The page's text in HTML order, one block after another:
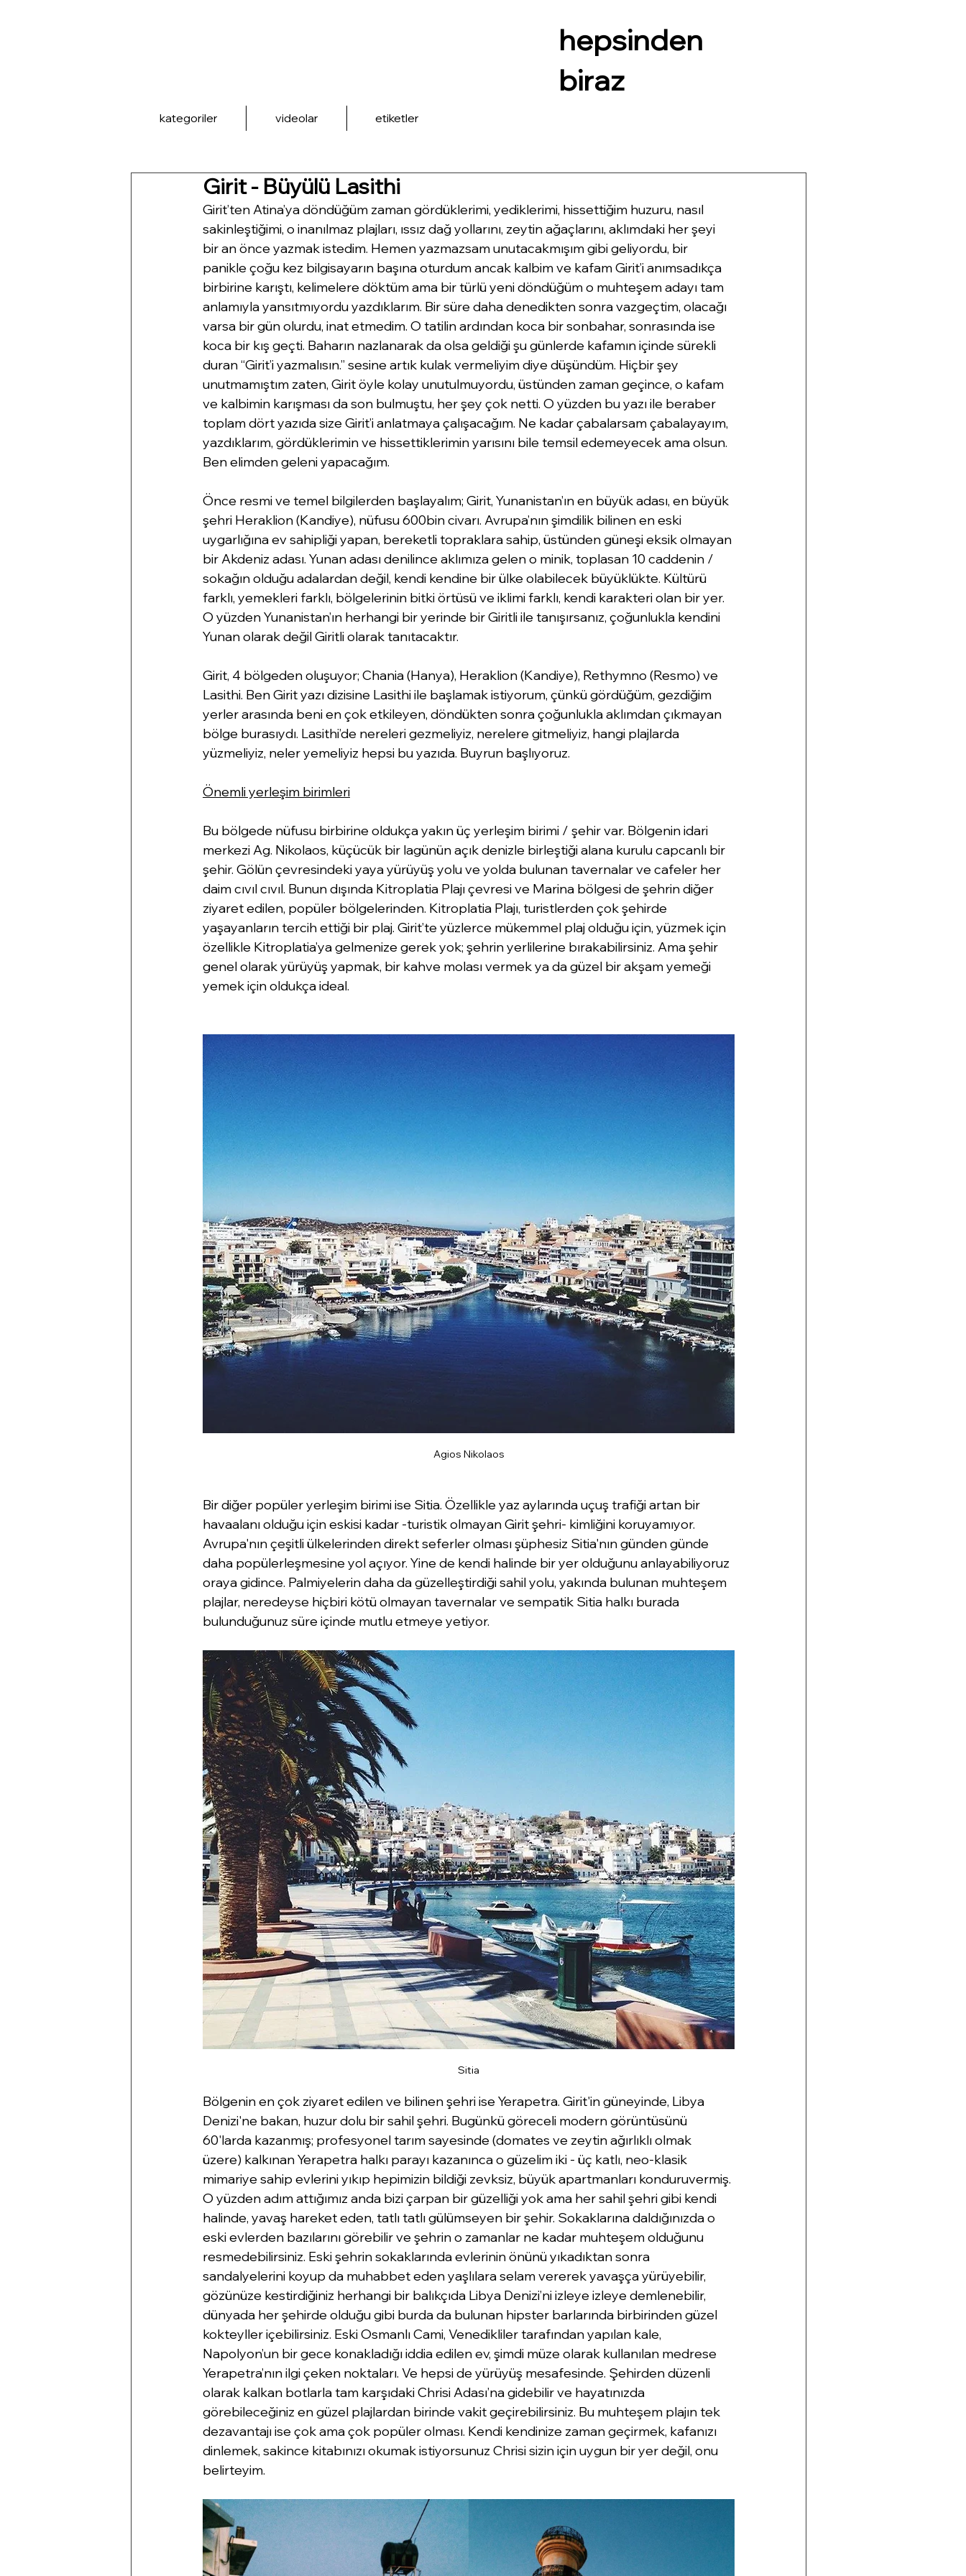
hepsinden
biraz
Girit - Büyülü Lasithi
Girit’ten Atina’ya döndüğüm zaman gördüklerimi, yediklerimi, hissettiğim huzuru, nasıl
sakinleştiğimi, o inanılmaz plajları, ıssız dağ yollarını, zeytin ağaçlarını, aklımdaki her şeyi
bir an önce yazmak istedim. Hemen yazmazsam unutacakmışım gibi geliyordu, bir
panikle çoğu kez bilgisayarın başına oturdum ancak kalbim ve kafam Girit’i anımsadıkça
birbirine karıştı, kelimelere döktüm ama bir türlü yeni döndüğüm o muhteşem adayı tam
anlamıyla yansıtmıyordu yazdıklarım. Bir süre daha denedikten sonra vazgeçtim, olacağı
varsa bir gün olurdu, inat etmedim. O tatilin ardından koca bir sonbahar, sonrasında ise
koca bir kış geçti. Baharın nazlanarak da olsa geldiği şu günlerde kafamın içinde sürekli
duran “Girit’i yazmalısın.” sesine artık kulak vermeliyim diye düşündüm. Hiçbir şey
unutmamıştım zaten, Girit öyle kolay unutulmuyordu, üstünden zaman geçince, o kafam
ve kalbimin karışması da son bulmuştu, her şey çok netti. O yüzden bu yazı ile beraber
toplam dört yazıda size Girit’i anlatmaya çalışacağım. Ne kadar çabalarsam çabalayayım,
yazdıklarım, gördüklerimin ve hissettiklerimin yarısını bile temsil edemeyecek ama olsun.
Ben elimden geleni yapacağım.
Önce resmi ve temel bilgilerden başlayalım; Girit, Yunanistan’ın en büyük adası, en büyük
şehri Heraklion (Kandiye), nüfusu 600bin civarı. Avrupa’nın şimdilik bilinen en eski
uygarlığına ev sahipliği yapan, bereketli topraklara sahip, üstünden güneşi eksik olmayan
bir Akdeniz adası. Yunan adası denilince aklımıza gelen o minik, toplasan 10 caddenin /
sokağın olduğu adalardan değil, kendi kendine bir ülke olabilecek büyüklükte. Kültürü
farklı, yemekleri farklı, bölgelerinin bitki örtüsü ve iklimi farklı, kendi karakteri olan bir yer.
O yüzden Yunanistan’ın herhangi bir yerinde bir Giritli ile tanışırsanız, çoğunlukla kendini
Yunan olarak değil Giritli olarak tanıtacaktır.
Girit, 4 bölgeden oluşuyor; Chania (Hanya), Heraklion (Kandiye), Rethymno (Resmo) ve
Lasithi. Ben Girit yazı dizisine Lasithi ile başlamak istiyorum, çünkü gördüğüm, gezdiğim
yerler arasında beni en çok etkileyen, döndükten sonra çoğunlukla aklımdan çıkmayan
bölge burasıydı. Lasithi’de nereleri gezmeliyiz, nerelere gitmeliyiz, hangi plajlarda
yüzmeliyiz, neler yemeliyiz hepsi bu yazıda. Buyrun başlıyoruz.
Önemli yerleşim birimleri
Bu bölgede nüfusu birbirine oldukça yakın üç yerleşim birimi / şehir var. Bölgenin idari
merkezi Ag. Nikolaos, küçücük bir lagünün açık denizle birleştiği alana kurulu capcanlı bir
şehir. Gölün çevresindeki yaya yürüyüş yolu ve yolda bulunan tavernalar ve cafeler her
daim cıvıl cıvıl. Bunun dışında Kitroplatia Plajı çevresi ve Marina bölgesi de şehrin diğer
ziyaret edilen, popüler bölgelerinden. Kitroplatia Plajı, turistlerden çok şehirde
yaşayanların tercih ettiği bir plaj. Girit’te yüzlerce mükemmel plaj olduğu için, yüzmek için
özellikle Kitroplatia’ya gelmenize gerek yok; şehrin yerlilerine bırakabilirsiniz. Ama şehir
genel olarak yürüyüş yapmak, bir kahve molası vermek ya da güzel bir akşam yemeği
yemek için oldukça ideal.
Agios Nikolaos
Bir diğer popüler yerleşim birimi ise Sitia. Özellikle yaz aylarında uçuş trafiği artan bir
havaalanı olduğu için eskisi kadar -turistik olmayan Girit şehri- kimliğini koruyamıyor.
Avrupa'nın çeşitli ülkelerinden direkt seferler olması şüphesiz Sitia'nın günden günde
daha popülerleşmesine yol açıyor. Yine de kendi halinde bir yer olduğunu anlayabiliyoruz
oraya gidince. Palmiyelerin daha da güzelleştirdiği sahil yolu, yakında bulunan muhteşem
plajlar, neredeyse hiçbiri kötü olmayan tavernalar ve sempatik Sitia halkı burada
bulunduğunuz süre içinde mutlu etmeye yetiyor.
Sitia
Bölgenin en çok ziyaret edilen ve bilinen şehri ise Yerapetra. Girit'in güneyinde, Libya
Denizi'ne bakan, huzur dolu bir sahil şehri. Bugünkü göreceli modern görüntüsünü
60'larda kazanmış; profesyonel tarım sayesinde (domates ve zeytin ağırlıklı olmak
üzere) kalkınan Yerapetra halkı parayı kazanınca o güzelim iki - üç katlı, neo-klasik
mimariye sahip evlerini yıkıp hepimizin bildiği zevksiz, büyük apartmanları konduruvermiş.
O yüzden adım attığımız anda bizi çarpan bir güzelliği yok ama her sahil şehri gibi kendi
halinde, yavaş hareket eden, tatlı tatlı gülümseyen bir şehir. Sokaklarına daldığınızda o
eski evlerden bazılarını görebilir ve şehrin o zamanlar ne kadar muhteşem olduğunu
resmedebilirsiniz. Eski şehrin sokaklarında evlerinin önünü yıkadıktan sonra
sandalyelerini koyup da muhabbet eden yaşlılara selam vererek yavaşça yürüyebilir,
gözünüze kestirdiğiniz herhangi bir balıkçıda Libya Denizi’ni izleye izleye demlenebilir,
dünyada her şehirde olduğu gibi burda da bulunan hipster barlarında birbirinden güzel
kokteyller içebilirsiniz. Eski Osmanlı Cami, Venedikliler tarafından yapılan kale,
Napolyon’un bir gece konakladığı iddia edilen ev, şimdi müze olarak kullanılan medrese
Yerapetra’nın ilgi çeken noktaları. Ve hepsi de yürüyüş mesafesinde. Şehirden düzenli
olarak kalkan botlarla tam karşıdaki Chrisi Adası’na gidebilir ve hayatınızda
görebileceğiniz en güzel plajlardan birinde vakit geçirebilirsiniz. Bu muhteşem plajın tek
dezavantajı ise çok ama çok popüler olması. Kendi kendinize zaman geçirmek, kafanızı
dinlemek, sakince kitabınızı okumak istiyorsunuz Chrisi sizin için uygun bir yer değil, onu
belirteyim.
kategoriler videolar etiketler